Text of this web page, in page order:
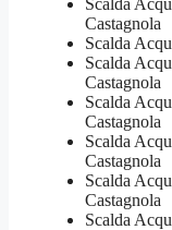
Castagnola
Scalda
Scalda
Castagnola
Scalda
Castagnola
Scalda
Castagnola
Scalda
Castagnola
Scalda